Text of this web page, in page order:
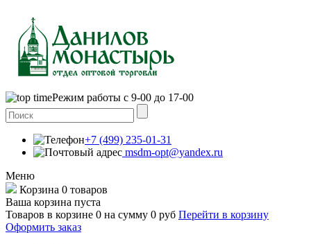
Режим работы с 9-00 до 17-00
+7 (499) 235-01-31
msdm-opt@yandex.ru
Меню
Корзина 0 товаров
Ваша корзина пуста
Товаров в корзине 0 на сумму 0 руб Перейти в корзину
Оформить заказ